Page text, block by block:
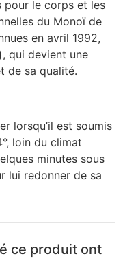
pour le corps et les
du Monoï de
en avril 1992,
, qui devient une
de sa qualité.
lorsqu’il est soumis
loin du climat
minutes sous
lui redonner de sa
ce produit ont